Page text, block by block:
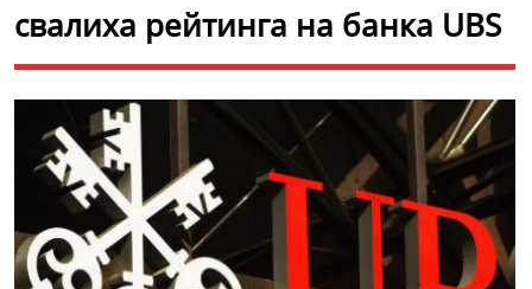
свалиха рейтинга на банка UBS